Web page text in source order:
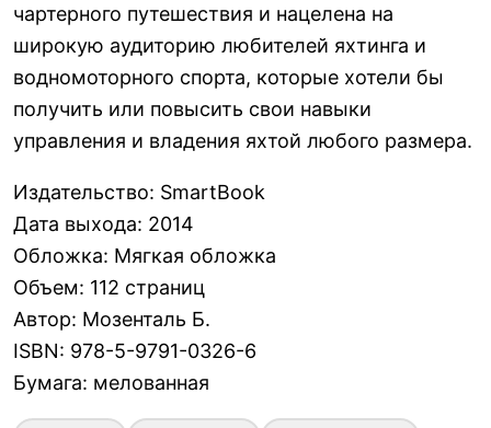
чартерного путешествия и нацелена на
широкую аудиторию любителей яхтинга и
водномоторного спорта, которые хотели бы
получить или повысить свои навыки
управления и владения яхтой любого размера.
Издательство: SmartBook
Дата выхода: 2014
Обложка: Мягкая обложка
Объем: 112 страниц
Автор: Мозенталь Б.
ISBN: 978-5-9791-0326-6
Бумага: мелованная